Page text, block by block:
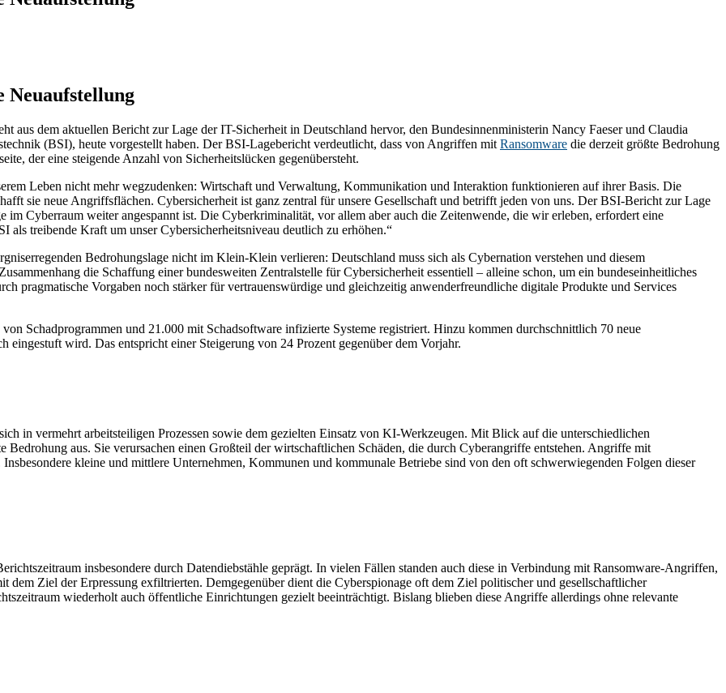
Neuaufstellung
aus dem aktuellen Bericht zur Lage der IT-Sicherheit in Deutschland hervor, den Bundesinnenministerin Nancy Faeser und Claudia
(BSI), heute vorgestellt haben. Der BSI-Lagebericht verdeutlicht, dass von Angriffen mit Ransomware die derzeit größte Bedrohung
der eine steigende Anzahl von Sicherheitslücken gegenübersteht.
Leben nicht mehr wegzudenken: Wirtschaft und Verwaltung, Kommunikation und Interaktion funktionieren auf ihrer Basis. Die
sie neue Angriffsflächen. Cybersicherheit ist ganz zentral für unsere Gesellschaft und betrifft jeden von uns. Der BSI-Bericht zur Lage
im Cyberraum weiter angespannt ist. Die Cyberkriminalität, vor allem aber auch die Zeitenwende, die wir erleben, erfordert eine
als treibende Kraft um unser Cybersicherheitsniveau deutlich zu erhöhen.“
Bedrohungslage nicht im Klein-Klein verlieren: Deutschland muss sich als Cybernation verstehen und diesem
die Schaffung einer bundesweiten Zentralstelle für Cybersicherheit essentiell – alleine schon, um ein bundeseinheitliches
pragmatische Vorgaben noch stärker für vertrauenswürdige und gleichzeitig anwenderfreundliche digitale Produkte und Services
Schadprogrammen und 21.000 mit Schadsoftware infizierte Systeme registriert. Hinzu kommen durchschnittlich 70 neue
eingestuft wird. Das entspricht einer Steigerung von 24 Prozent gegenüber dem Vorjahr.
in vermehrt arbeitsteiligen Prozessen sowie dem gezielten Einsatz von KI-Werkzeugen. Mit Blick auf die unterschiedlichen
aus. Sie verursachen einen Großteil der wirtschaftlichen Schäden, die durch Cyberangriffe entstehen. Angriffe mit
kleine und mittlere Unternehmen, Kommunen und kommunale Betriebe sind von den oft schwerwiegenden Folgen dieser
insbesondere durch Datendiebstähle geprägt. In vielen Fällen standen auch diese in Verbindung mit Ransomware-Angriffen,
dem Ziel der Erpressung exfiltrierten. Demgegenüber dient die Cyberspionage oft dem Ziel politischer und gesellschaftlicher
wiederholt auch öffentliche Einrichtungen gezielt beeinträchtigt. Bislang blieben diese Angriffe allerdings ohne relevante